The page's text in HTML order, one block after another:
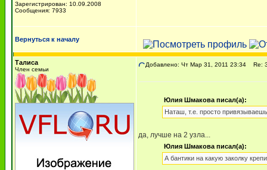
Зарегистрирован: 10.09.2008
Сообщения: 7933
Вернуться к началу
Талиса
Член семьи
Добавлено: Чт Мар 31, 2011 23:34 Re:
Юлия Шмакова писал(а):
Наташ, т.е. просто
да, лучше на 2 узла...
Юлия Шмакова писал(а):
А бантики на какую заколку